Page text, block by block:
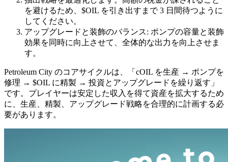
を避けるため、$OIL を引き出すまで 3 日間待つように
してください。
アップグレードと装飾のバランス: ポンプの容量と装飾
効果を同時に向上させて、全体的な出力を向上させま
す。
Petroleum City のコアサイクルは、「cOIL を生産 → ポンプを
修理 → $OIL に精製 → 投資とアップグレードを繰り返す」
です。プレイヤーは安定した収入を得て資産を拡大するため
に、生産、精製、アップグレード戦略を合理的に計画する必
要があります。